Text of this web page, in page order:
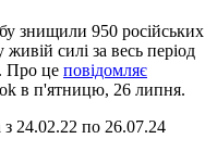
знищили 950 російських
силі за весь період
Про це повідомляє
в п'ятницю, 26 липня.
з 24.02.22 по 26.07.24